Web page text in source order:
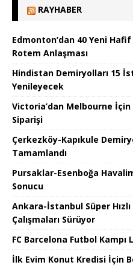
RAYHABER
Edmonton’dan 40 Yeni
Rotem Anlaşması
Hindistan Demiryolları 15
Yenileyecek
Victoria’dan Melbourne İçin
Siparişi
Çerkezköy-Kapıkule
Tamamlandı
Pursaklar-Esenboğa
Sonucu
Ankara-İstanbul Süper
Çalışmaları Sürüyor
FC Barcelona Futbol Kampı
İlk Evim Konut Kredisi İçin